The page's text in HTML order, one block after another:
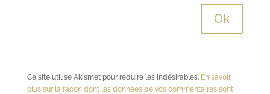
Ce site utilise Akismet pour réduire les indésirables. En savoir
plus sur la façon dont les données de vos commentaires sont